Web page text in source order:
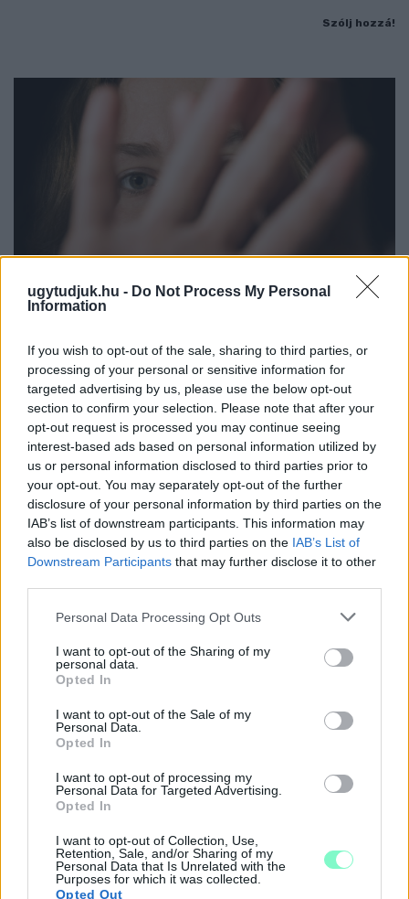
ugytudjuk.hu - Do Not Process My Personal
Information
If you wish to opt-out of the sale, sharing to third parties, or
processing of your personal or sensitive information for
targeted advertising by us, please use the below opt-out
section to confirm your selection. Please note that after your
opt-out request is processed you may continue seeing
interest-based ads based on personal information utilized by
us or personal information disclosed to third parties prior to
your opt-out. You may separately opt-out of the further
disclosure of your personal information by third parties on the
IAB’s list of downstream participants. This information may
also be disclosed by us to third parties on the IAB’s List of
Downstream Participants that may further disclose it to other
Please note that this website/app uses one or more Google
not limited to your visit or usage behaviour. You may click to
grant or deny consent to Google and its third-party tags to
use your data for below specified purposes in below Google
consent section.
Personal Data Processing Opt Outs
I want to opt-out of the Sharing of my
personal data.
Opted In
I want to opt-out of the Sale of my
Personal Data.
Opted In
I want to opt-out of processing my
Personal Data for Targeted Advertising.
Opted In
I want to opt-out of Collection, Use,
Retention, Sale, and/or Sharing of my
Personal Data that Is Unrelated with the
Purposes for which it was collected.
Opted Out
Szólj hozzá!
NŐVERŐ SZOMBATHELYI FÉRFI ELLEN EMELT
VÁDAT AZ ÜGYÉSZSÉG
A férfi a nyílt utcán kezdte verni áldozatát.
Szólj hozzá!
A RÓMAIAKTÓL AZ AGYAGKATONÁKIG –
TÁRLATVEZETÉSEK, WORKSHOP ÉS
KÖZÖNSÉGTALÁLKOZÓ VÁRJA A LÁTOGATÓKAT A
Ingyenes programokkal és különleges kiállításokkal készülnek a
hét második felére, a hőségriadó idején ráadásul a Várkazamata